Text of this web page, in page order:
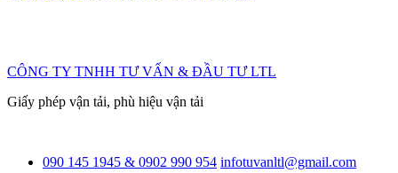
CÔNG TY TNHH TƯ VẤN & ĐẦU TƯ LTL
Giấy phép vận tải, phù hiệu vận tải
090 145 1945 & 0902 990 954 infotuvanltl@gmail.com